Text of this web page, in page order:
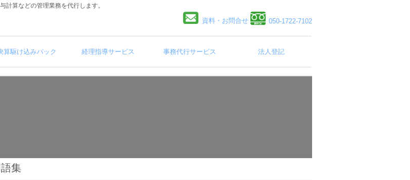
資料・お問合せ 050-1722-7102
計算などの管理業務を代行します。
算駆け込みパック 経理指導サービス 事務代行サービス 法人登記
集